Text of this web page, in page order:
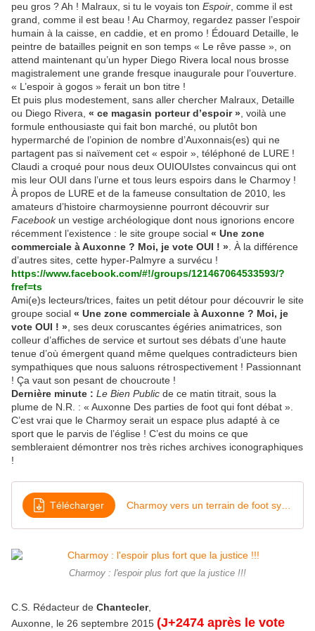
peu gros ? Ah ! Malraux, si tu le voyais ton Espoir , comme il est
grand, comme il est beau ! Au Charmoy, regardez passer l’espoir
humain à la caisse, en caddie, et en promo ! Édouard Detaille, le
peintre de batailles peignit en son temps « Le rêve passe », on
attend maintenant qu’un hyper Diego Rivera local nous brosse
magistralement une grande fresque inaugurale pour l’ouverture.
« L’espoir à gogos » ferait un bon titre !
Et puis plus modestement, sans aller chercher Malraux, Detaille
ou Diego Rivera, « ce magasin porteur d’espoir » , voilà une
formule enthousiaste qui fait bon marché, ou plutôt bon
hypermarché de l’opinion de nombre d’Auxonnais(es) qui ne
partagent pas si naïvement cet « espoir », téléphoné de LURE !
Claudi a croqué pour nous deux OUIOUIstes convaincus qui ont
mis leur OUI dans l’urne et tous leurs espoirs dans le Charmoy !
À propos de LURE et de la fameuse consultation de 2010, les
amateurs d’histoire charmoysienne pourront découvrir sur
Facebookun vestige archéologique dont nous ignorions encore
récemment l’existence : le site groupe social « Une zone
commerciale à Auxonne ? Moi, je vote OUI ! » . À la différence
d’autres sites, cette hyper-Palmyre a survécu !
https://www.facebook.com/#!/groups/121467064533593/?
fref=ts
Ami(e)s lecteurs/trices, faites un petit détour pour découvrir le site
groupe social « Une zone commerciale à Auxonne ? Moi, je
vote OUI ! » , ses deux coruscantes égéries animatrices, son
colleur d’affiches de service et surtout ses débats d’une haute
tenue d’où émergent quand même quelques contradicteurs bien
sympathiques que nous saluons rétrospectivement ! Passionnant
! Ça vaut son pesant de choucroute !
Dernière minute : Le Bien Public de ce matin titrait, sous la
plume de N.R. : « Auxonne Des parties de foot qui font débat ».
C’est vrai que le Charmoy serait un espace plus adapté à ce
sport que le parvis de l’église ! C’est du moins ce que
sembleraient démontrer nos très riches archives iconographiques
!
Télécharger
Charmoy : l'espoir plus fort que la justice !!!
C.S. Rédacteur de Chantecler,
Auxonne, le 26 septembre 2015 (J+2474 après le vote